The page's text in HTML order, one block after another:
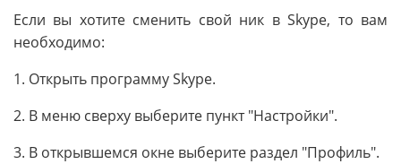
Если вы хотите сменить свой ник в Skype, то вам
необходимо:
1. Открыть программу Skype.
2. В меню сверху выберите пункт "Настройки".
3. В открывшемся окне выберите раздел "Профиль".